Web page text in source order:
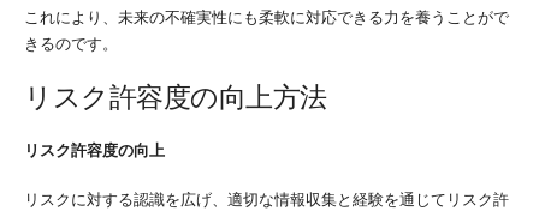
これにより、未来の不確実性にも柔軟に対応できる力を養うことがで
きるのです。
リスク許容度の向上方法
リスク許容度の向上
リスクに対する認識を広げ、適切な情報収集と経験を通じてリスク許